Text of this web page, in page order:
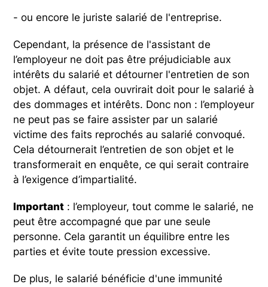
- ou encore le juriste salarié de l'entreprise.
Cependant, la présence de l'assistant de
l’employeur ne doit pas être préjudiciable aux
intérêts du salarié et détourner l'entretien de son
objet. A défaut, cela ouvrirait doit pour le salarié à
des dommages et intérêts. Donc non : l’employeur
ne peut pas se faire assister par un salarié
victime des faits reprochés au salarié convoqué.
Cela détournerait l’entretien de son objet et le
transformerait en enquête, ce qui serait contraire
à l’exigence d’impartialité.
Important : l’employeur, tout comme le salarié, ne
peut être accompagné que par une seule
personne. Cela garantit un équilibre entre les
parties et évite toute pression excessive.
De plus, le salarié bénéficie d'une immunité